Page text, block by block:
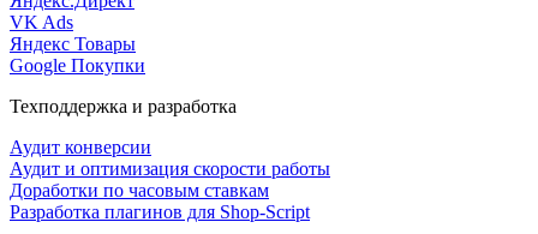
VK Ads
Яндекс Товары
Google Покупки
Техподдержка и разработка
Аудит конверсии
Аудит и оптимизация скорости работы
Доработки по часовым ставкам
Разработка плагинов для Shop-Script